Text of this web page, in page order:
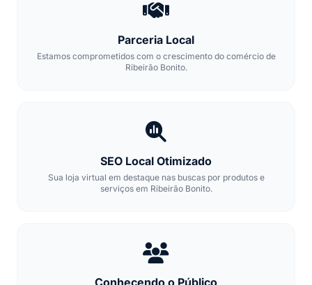
Parceria Local
Estamos comprometidos com o crescimento do comércio de
Ribeirão Bonito.
SEO Local Otimizado
Sua loja virtual em destaque nas buscas por produtos e
serviços em Ribeirão Bonito.
Conhecendo o Público